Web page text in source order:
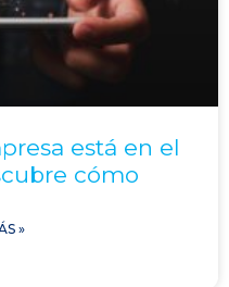
está en el
cómo
»